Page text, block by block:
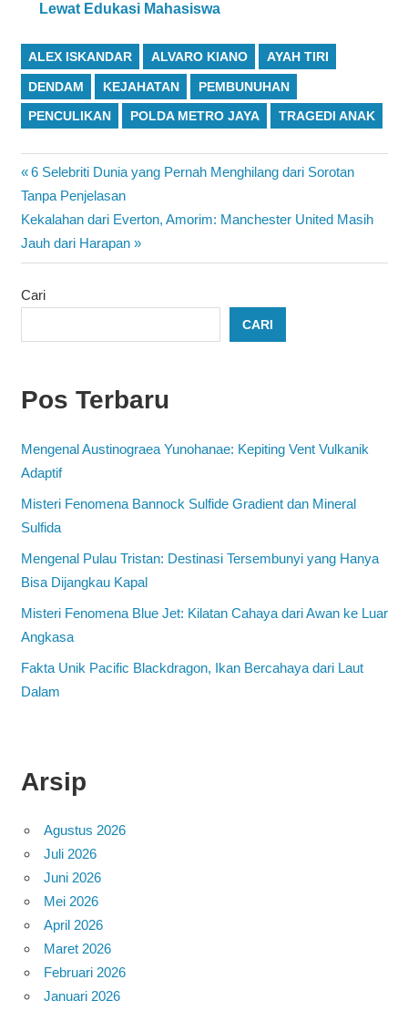
Lewat Edukasi Mahasiswa
ALEX ISKANDAR ALVARO KIANO AYAH TIRI
DENDAM KEJAHATAN PEMBUNUHAN
PENCULIKAN POLDA METRO JAYA TRAGEDI ANAK
Navigasi
pos
Previous
Post:
6 Selebriti Dunia yang Pernah Menghilang dari Sorotan
Tanpa Penjelasan
Next
Post:
Kekalahan dari Everton, Amorim: Manchester United Masih
Jauh dari Harapan
Cari
CARI
Pos Terbaru
Mengenal Austinograea Yunohanae: Kepiting Vent Vulkanik
Adaptif
Misteri Fenomena Bannock Sulfide Gradient dan Mineral
Sulfida
Mengenal Pulau Tristan: Destinasi Tersembunyi yang Hanya
Bisa Dijangkau Kapal
Misteri Fenomena Blue Jet: Kilatan Cahaya dari Awan ke Luar
Angkasa
Fakta Unik Pacific Blackdragon, Ikan Bercahaya dari Laut
Dalam
Arsip
Agustus 2026
Juli 2026
Juni 2026
Mei 2026
April 2026
Maret 2026
Februari 2026
Januari 2026